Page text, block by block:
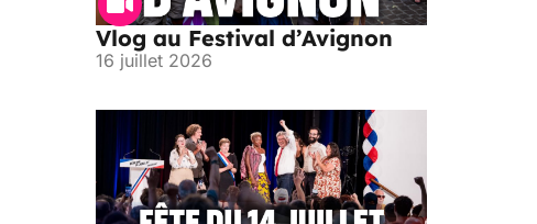
Vlog au Festival d’Avignon
16 juillet 2026